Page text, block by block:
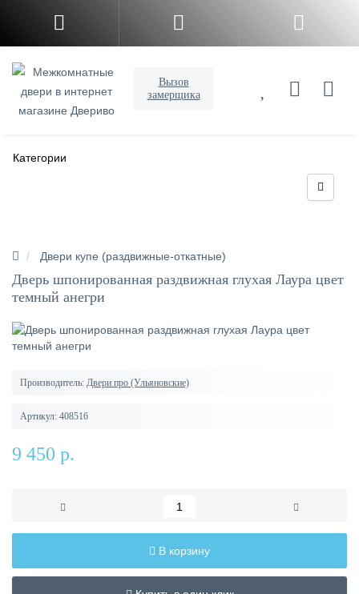
Вызов
замерщика
Категории
Двери купе (раздвижные-откатные)
Дверь шпонированная раздвижная глухая Лаура цвет
темный анегри
Производитель: Двери про (Ульяновские)
Артикул: 408516
9 450 р.
В корзину